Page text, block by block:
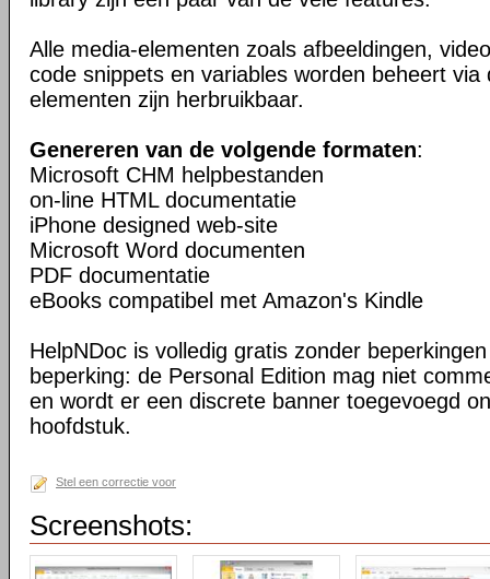
Alle media-elementen zoals afbeeldingen,
code snippets en variables worden beheert
elementen zijn herbruikbaar.
Genereren van de volgende formaten:
Microsoft CHM helpbestanden
on-line HTML documentatie
iPhone designed web-site
Microsoft Word documenten
PDF documentatie
eBooks compatibel met Amazon's Kindle
HelpNDoc is volledig gratis zonder
beperking: de Personal Edition mag niet
en wordt er een discrete banner toegevoegd
hoofdstuk.
Stel een correctie voor
Screenshots: